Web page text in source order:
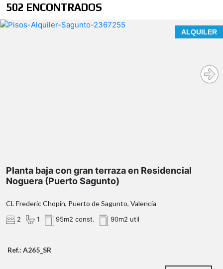
Tu próximo proyecto
502 ENCONTRADOS
ALQUILER
Planta baja con gran terraza en Residencial
Noguera (Puerto Sagunto)
CL Frederic Chopin, Puerto de Sagunto, Valencia
2 1 95m2 const. 90m2 util
Ref.: A265_SR